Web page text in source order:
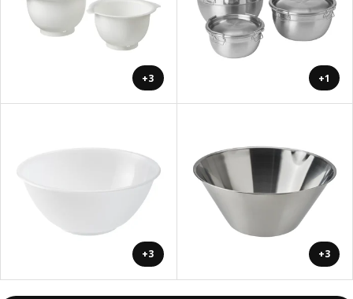
+3 +1
+3 +3